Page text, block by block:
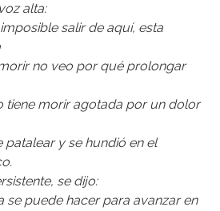
alta:
salir de aquí, esta
no veo por qué prolongar
tiene morir agotada por un dolor
patalear y se hundió en el
se dijo:
se puede hacer para avanzar en